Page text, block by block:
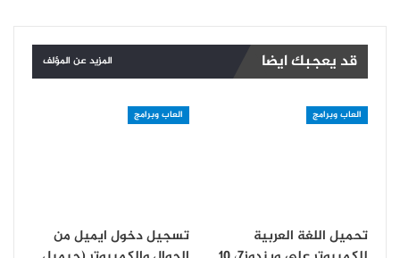
قد يعجبك ايضا المزيد عن المؤلف
العاب وبرامج
تحميل اللغة العربية
العاب وبرامج
تسجيل دخول ايميل من